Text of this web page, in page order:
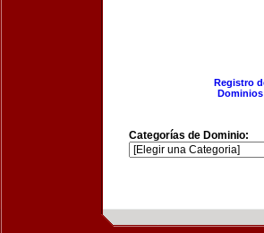
Registro
Categorías de Dominio: